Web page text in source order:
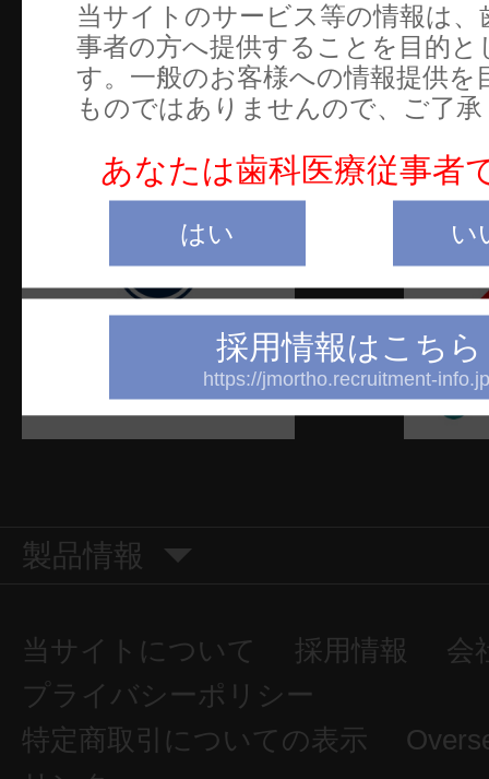
当サイトのサービス等の情報は、
事者の方へ提供することを目的と
す。一般のお客様への情報提供を
ものではありませんので、ご了
あなたは歯科医療従事者
はい い
採用情報はこちら
https://jmortho.recruitment-
ご
製品情報
当サイトについて 採用情報
会
プライバシーポリシー
特定商取引についての表示